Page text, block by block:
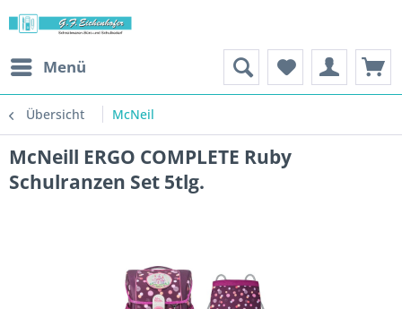
Menü
Übersicht McNeil
McNeill ERGO COMPLETE Ruby
Schulranzen Set 5tlg.